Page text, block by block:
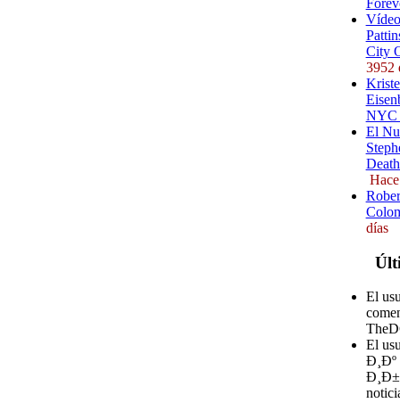
City
3952
NYC
El
días
El
El